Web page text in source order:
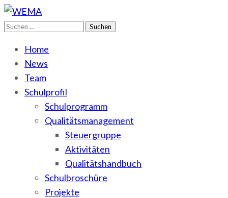
WEMA
BbS I des Salzlandkreises
Suchen
Home
News
Team
Schulprofil
Schulprogramm
Qualitätsmanagement
Steuergruppe
Aktivitäten
Qualitätshandbuch
Schulbroschüre
Projekte